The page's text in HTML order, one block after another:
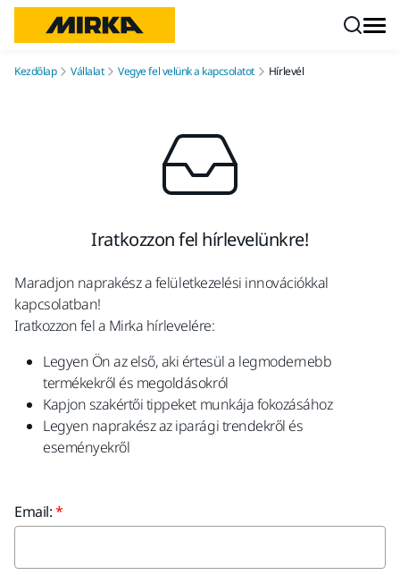
Kezdőlap Vállalat Vegye fel velünk a kapcsolatot Hírlevél
Iratkozzon fel hírlevelünkre!
Maradjon naprakész a felületkezelési innovációkkal
kapcsolatban!
Iratkozzon fel a Mirka hírlevelére:
Legyen Ön az első, aki értesül a legmodernebb
termékekről és megoldásokról
Kapjon szakértői tippeket munkája fokozásához
Legyen naprakész az iparági trendekről és
eseményekről
Email: